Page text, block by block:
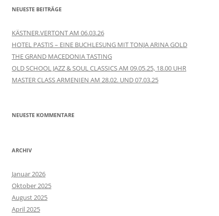
NEUESTE BEITRÄGE
KÄSTNER.VERTONT AM 06.03.26
HOTEL PASTIS – EINE BUCHLESUNG MIT TONJA ARINA GOLD
THE GRAND MACEDONIA TASTING
OLD SCHOOL JAZZ & SOUL CLASSICS AM 09.05.25, 18.00 UHR
MASTER CLASS ARMENIEN AM 28.02. UND 07.03.25
NEUESTE KOMMENTARE
ARCHIV
Januar 2026
Oktober 2025
August 2025
April 2025